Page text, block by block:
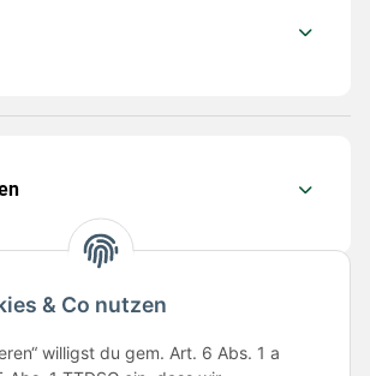
& Co nutzen
willigst du gem. Art. 6 Abs. 1 a